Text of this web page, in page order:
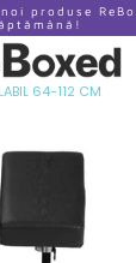
produse
TREPIED CU
64-112 CM